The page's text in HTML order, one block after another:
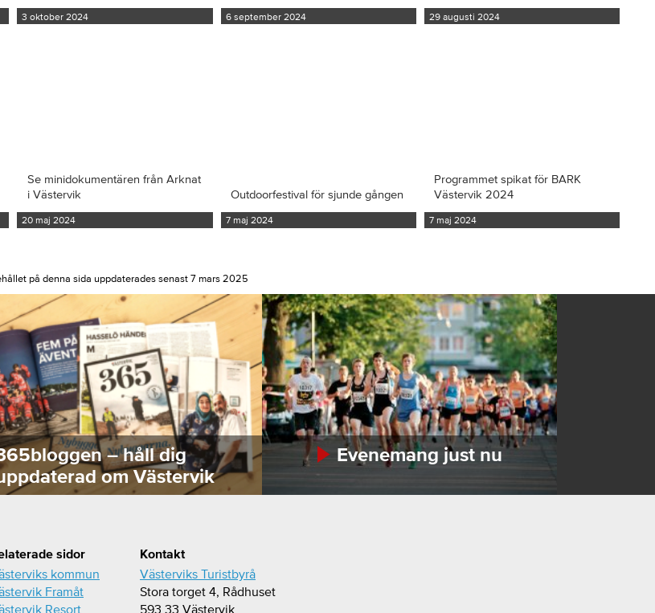
3 oktober 2024 6 september 2024 29 augusti 2024
Se minidokumentären från Arknat
i Västervik
20 maj 2024
Outdoorfestival för sjunde gången
7 maj 2024
Programmet spikat för BARK
Västervik 2024
7 maj 2024
på denna sida uppdaterades senast 7 mars 2025
– håll dig
om Västervik
Evenemang just nu
sidor
kommun
Framåt
Resort
Kontakt
Västerviks Turistbyrå
Stora torget 4, Rådhuset
593 33 Västervik